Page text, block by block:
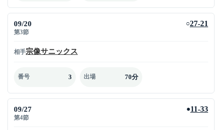
09/20
第3節
○27-21
相手宗像サニックス
番号 3 出場 70分
09/27
第4節
●11-33